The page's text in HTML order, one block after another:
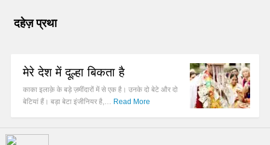
दहेज़ प्रथा
मेरे देश में दूल्हा बिकता है
काका इलाक़े के बड़े ज़मींदारों में से एक है। उनके दो बेटे और दो
बेटियां हैं। बड़ा बेटा इंजीनियर है,… Read More